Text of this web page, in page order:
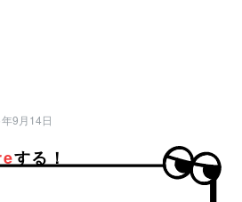
日：
9月14日
する！